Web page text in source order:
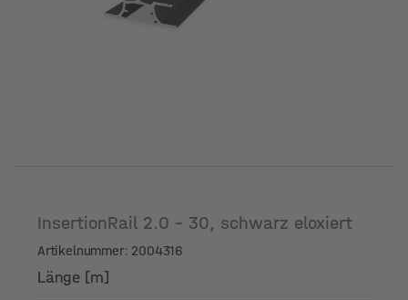
InsertionRail 2.0 - 30, schwarz eloxiert
Artikelnummer: 2004316
Länge [m]